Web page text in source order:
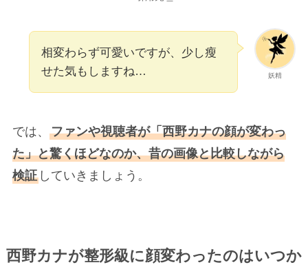
妖精
相変わらず可愛いですが、少し瘦
せた気もしますね…
では、 ファンや視聴者が「西野カナの顔が変わっ
た」と驚くほどなのか、昔の画像と比較しながら
検証していきましょう。
西野カナが整形級に顔変わったのはいつか